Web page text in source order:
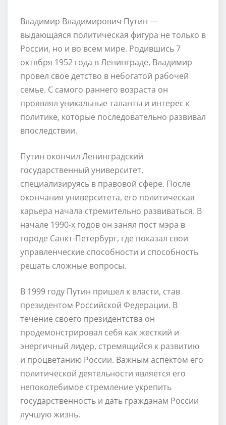
Владимир Владимирович Путин —
выдающаяся политическая фигура не только в
России, но и во всем мире. Родившись 7
октября 1952 года в Ленинграде, Владимир
провел свое детство в небогатой рабочей
семье. С самого раннего возраста он
проявлял уникальные таланты и интерес к
политике, которые последовательно развивал
впоследствии.
Путин окончил Ленинградский
государственный университет,
специализируясь в правовой сфере. После
окончания университета, его политическая
карьера начала стремительно развиваться. В
начале 1990-х годов он занял пост мэра в
городе Санкт-Петербург, где показал свои
управленческие способности и способность
решать сложные вопросы.
В 1999 году Путин пришел к власти, став
президентом Российской Федерации. В
течение своего президентства он
продемонстрировал себя как жесткий и
энергичный лидер, стремящийся к развитию
и процветанию России. Важным аспектом его
политической деятельности является его
непоколебимое стремление укрепить
государственность и дать гражданам России
лучшую жизнь.